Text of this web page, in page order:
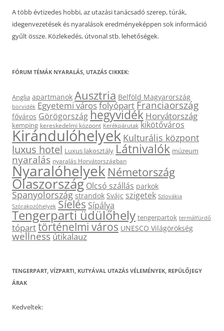
A több évtizedes hobbi, az utazási tanácsadó szerep, túrák,
idegenvezetések és nyaralások eredményeképpen sok információ
gyűlt össze. Közlekedés, útvonal stb. lehetőségek.
FÓRUM TÉMÁK NYARALÁS, UTAZÁS CIKKEK:
Anglia apartmanok Ausztria Belföld Magyarország
borvidék Egyetemi városfolyópartFranciaország
főváros Görögországhegyvidék Horvátország
kemping kereskedelmi központ Kerékpárutak kikötőváros
Kirándulóhelyek Kulturális központ
luxus hotel Luxus lakosztály Látnivalók múzeum
nyaralás nyaralás Horvátországban
Nyaralóhelyek Németország
Olaszország Olcsó szállás parkok
Spanyolország strandok Svájc szigetek Szlovákia
Szórakozóhelyek Síelés Sípálya
Tengerparti üdülőhely tengerpartok termálfürdő
tóparttörténelmi város UNESCO Világörökség
wellnessútikalauz
TENGERPART, VÍZPARTI, KUTYÁVAL UTAZÁS VÉLEMÉNYEK, REPÜLŐJEGY
ÁRAK
Kedveltek: